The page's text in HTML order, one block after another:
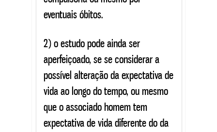
eventuais óbitos.
2) o estudo pode ainda ser
aperfeiçoado, se se considerar a
possível alteração da expectativa de
vida ao longo do tempo, ou mesmo
que o associado homem tem
expectativa de vida diferente do da